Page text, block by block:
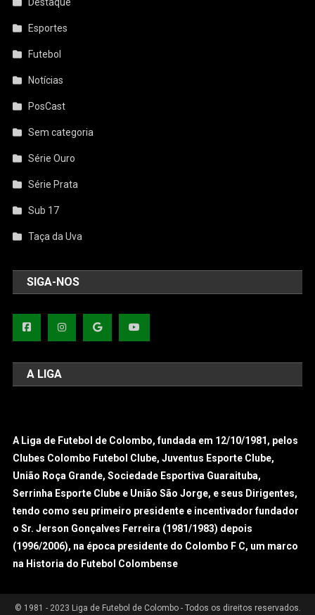
Destaque
Esportes
Futebol
Notícias
PosCast
Sem categoria
Série Ouro
Série Prata
Sub 17
Taça da Uva
SIGA-NOS
A LIGA
A Liga de Futebol de Colombo, fundada em 12/10/1981, pelos
Clubes Colombo Futebol Clube, Juventus Esporte Clube,
União Roça Grande, Sociedade Esportiva Guaraituba,
Serrinha Esporte Clube e União São Jorge, e seus Dirigentes,
tendo como seu primeiro presidente e incentivador fundador
o Sr. Jerson Gonçalves Ferreira (1981/1983) depois
(1996/2006), na época presidente do Colombo F C, um marco
na Historia do Futebol Colombense
© 1981 - 2023 Liga de Futebol de Colombo - Todos os direitos reservados.